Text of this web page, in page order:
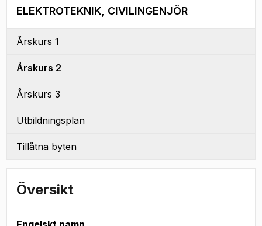
ELEKTROTEKNIK, CIVILINGENJÖR
Årskurs 1
Årskurs 2
Årskurs 3
Utbildningsplan
Tillåtna byten
Översikt